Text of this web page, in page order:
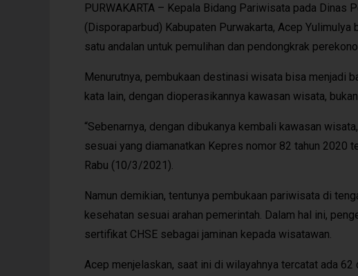
PURWAKARTA – Kepala Bidang Pariwisata pada Dinas
(Disporaparbud) Kabupaten Purwakarta, Acep
satu andalan untuk pemulihan dan pendongkrak
Menurutnya, pembukaan destinasi wisata bisa menjadi
kata lain, dengan dioperasikannya kawasan wisata,
“Sebenarnya, dengan dibukanya kembali kawasan
sesuai yang diamanatkan Kepres nomor 82 tahun 2020
Rabu (10/3/2021).
Namun demikian, tentunya pembukaan pariwisata di
kesehatan sesuai arahan pemerintah. Dalam hal ini,
sertifikat CHSE sebagai jaminan kepada wisatawan.
Acep menjelaskan, saat ini di wilayahnya tercatat ada